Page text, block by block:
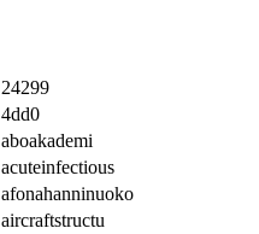
24299
4dd0
aboakademi
acuteinfectious
afonahanninuoko
aircraftstructu